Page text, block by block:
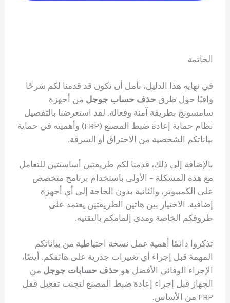
الخاتمة
في نهاية هذا الدليل، نأمل أن نكون قد قدمنا لكم شرحًا
وافيًا حول طرق حذف حساب جوجل من أجهزة
سامسونج بطريقة آمنة وفعالة. لقد استعرضنا بالتفصيل
نظام حماية إعادة ضبط المصنع (FRP) وأهميته في حماية
بياناتكم الشخصية من الاختراق أو السرقة.
بالإضافة إلى ذلك، قدمنا لكم طريقتين أساسيتين للتعامل
مع هذه المشكلة – الأولى باستخدام برنامج متخصص
على الكمبيوتر، والثانية بدون الحاجة إلى أي أجهزة
إضافية. الاختيار بين هاتين الطريقتين يعتمد على
ظروفكم الخاصة ومدى إلمامكم بالتقنية.
تذكروا دائمًا أهمية عمل نسخة احتياطية من بياناتكم
المهمة قبل إجراء أي تغييرات جذرية على هاتفكم. أيضًا،
الإجراء الوقائي الأفضل هو حذف حسابات جوجل من
الجهاز قبل إجراء إعادة ضبط المصنع لتجنب تفعيل قفل
FRP من الأساس.